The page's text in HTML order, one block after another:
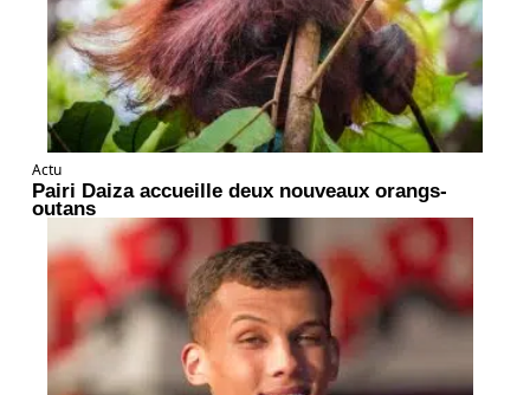
Actu
Pairi Daiza accueille deux nouveaux orangs-
outans